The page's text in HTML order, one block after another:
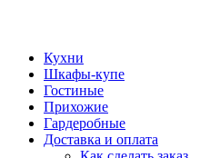
Кухни
Шкафы-купе
Гостиные
Прихожие
Гардеробные
Доставка и оплата